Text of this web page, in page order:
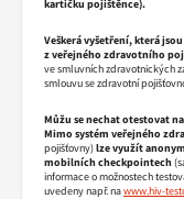
kartičku pojištěnce).
Veškerá vyšetření, která
z veřejného zdravotního
ve smluvních zdravotnických
smlouvu se zdravotní
Můžu se nechat otestovat
Mimo systém veřejného
pojišťovny)lze využít
mobilních checkpointech
informace o možnostech
uvedeny např. nawww.hiv-